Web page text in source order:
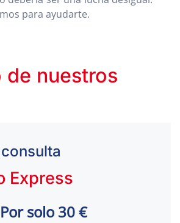
para ayudarte.
de nuestros
Express
Por solo 30 €